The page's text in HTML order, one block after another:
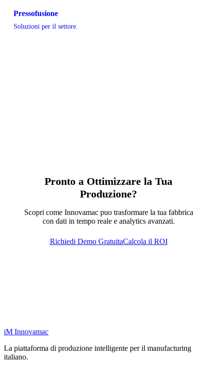
Pressofusione
Soluzioni per il settore.
Pronto a Ottimizzare la Tua
Produzione?
Scopri come Innovamac puo trasformare la tua fabbrica
con dati in tempo reale e analytics avanzati.
Richiedi Demo GratuitaCalcola il ROI
iM Innovamac
La piattaforma di produzione intelligente per il manufacturing
italiano.